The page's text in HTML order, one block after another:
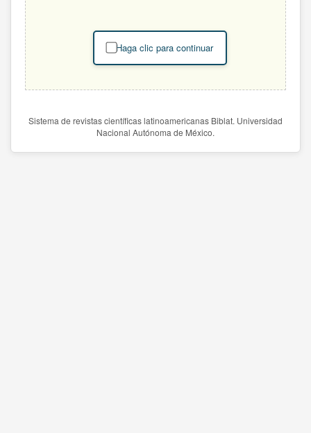
Haga clic para continuar
Sistema de revistas científicas latinoamericanas Biblat. Universidad
Nacional Autónoma de México.